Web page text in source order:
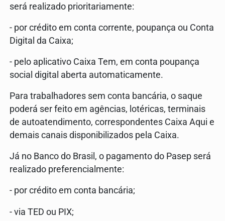
será realizado prioritariamente:
- por crédito em conta corrente, poupança ou Conta
Digital da Caixa;
- pelo aplicativo Caixa Tem, em conta poupança
social digital aberta automaticamente.
Para trabalhadores sem conta bancária, o saque
poderá ser feito em agências, lotéricas, terminais
de autoatendimento, correspondentes Caixa Aqui e
demais canais disponibilizados pela Caixa.
Já no Banco do Brasil, o pagamento do Pasep será
realizado preferencialmente:
- por crédito em conta bancária;
- via TED ou PIX;